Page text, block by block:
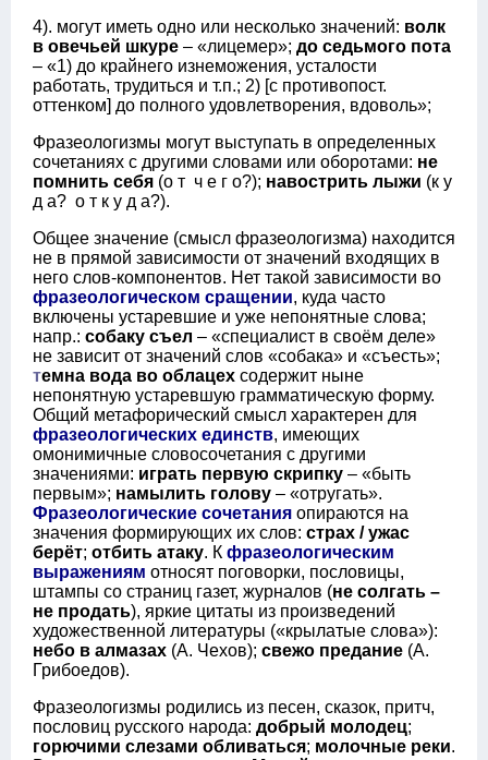
4). могут иметь одно или несколько значений: волк
в овечьей шкуре – «лицемер»; до седьмого пота
– «1) до крайнего изнеможения, усталости
работать, трудиться и т.п.; 2) [с противопост.
оттенком] до полного удовлетворения, вдоволь»;
Фразеологизмы могут выступать в определенных
сочетаниях с другими словами или оборотами: не
помнить себя (о т ч е г о?); навострить лыжи (к у
д а? о т к у д а?).
Общее значение (смысл фразеологизма) находится
не в прямой зависимости от значений входящих в
него слов-компонентов. Нет такой зависимости во
фразеологическом сращении, куда часто
включены устаревшие и уже непонятные слова;
напр.: собаку съел – «специалист в своём деле»
не зависит от значений слов «собака» и «съесть»;
темна вода во облацех содержит ныне
непонятную устаревшую грамматическую форму.
Общий метафорический смысл характерен для
фразеологических единств, имеющих
омонимичные словосочетания с другими
значениями: играть первую скрипку – «быть
первым»; намылить голову – «отругать».
Фразеологические сочетания опираются на
значения формирующих их слов: страх / ужас
берёт; отбить атаку. К фразеологическим
выражениям относят поговорки, пословицы,
штампы со страниц газет, журналов (не солгать –
не продать), яркие цитаты из произведений
художественной литературы («крылатые слова»):
небо в алмазах (А. Чехов); свежо предание (А.
Грибоедов).
Фразеологизмы родились из песен, сказок, притч,
пословиц русского народа: добрый молодец;
горючими слезами обливаться; молочные реки.